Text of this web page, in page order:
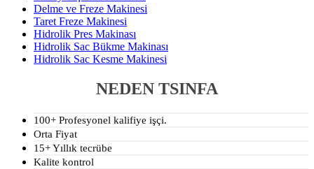
Delme ve Freze Makinesi
Taret Freze Makinesi
Hidrolik Pres Makinası
Hidrolik Sac Bükme Makinası
Hidrolik Sac Kesme Makinesi
NEDEN TSINFA
100+ Profesyonel kalifiye işçi.
Orta Fiyat
15+ Yıllık tecrübe
Kalite kontrol